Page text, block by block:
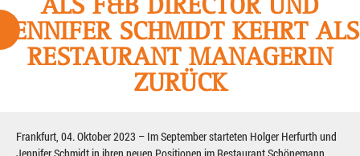
JENNIFER SCHMIDT KEHRT ALS
RESTAURANT MANAGERIN
ZURÜCK
Frankfurt, 04. Oktober 2023 – Im September starteten Holger Herfurth und